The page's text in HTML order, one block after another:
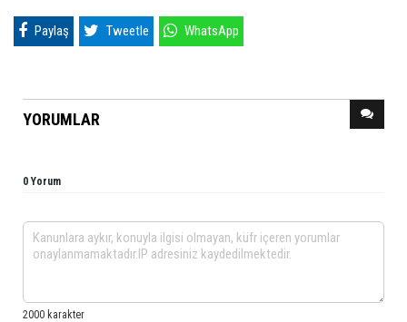
Paylaş Tweetle WhatsApp
YORUMLAR
0 Yorum